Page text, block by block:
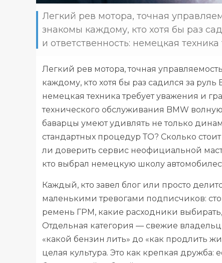
Легкий рев мотора, точная
знакомы каждому, кто хотя бы раз
и ответственность: немецкая
Легкий рев мотора, точная
каждому, кто хотя бы раз садился за
немецкая техника требует уважения и
технического обслуживания BMW
баварцы умеют удивлять не только
стандартных процедур ТО? Сколько
ли доверить сервис неофициальной
кто выбрал немецкую школу
Каждый, кто завел блог или просто
маленькими тревогами подписчиков:
ремень ГРМ, какие расходники
Отдельная категория — свежие
«какой бензин лить» до «как продлить
целая культура. Это как крепкая дружба: